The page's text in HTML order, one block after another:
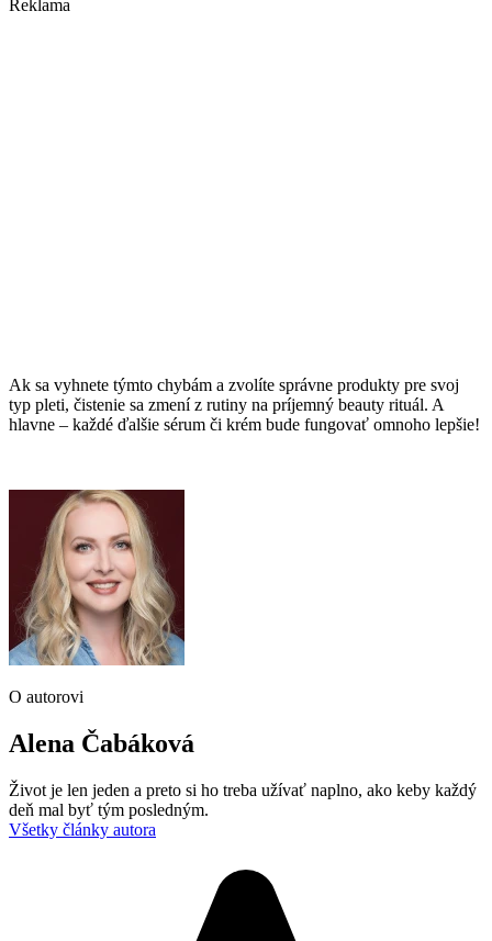
Reklama
Ak sa vyhnete týmto chybám a zvolíte správne produkty pre svoj
typ pleti, čistenie sa zmení z rutiny na príjemný beauty rituál. A
hlavne – každé ďalšie sérum či krém bude fungovať omnoho lepšie!
O autorovi
Alena Čabáková
Život je len jeden a preto si ho treba užívať naplno, ako keby každý
deň mal byť tým posledným.
Všetky články autora